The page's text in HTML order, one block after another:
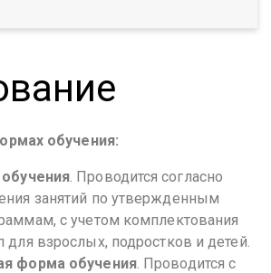
обучения:
. Проводится согласно
занятий по утвержденным
с учетом комплектования
для взрослых, подростков и детей.
форма обучения. Проводится с